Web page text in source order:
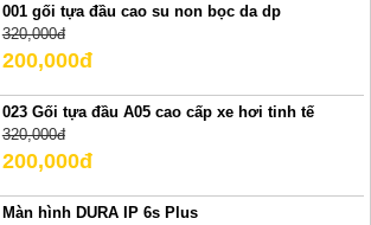
001 gối tựa đầu cao su non bọc da dp
320,000đ
200,000đ
023 Gối tựa đầu A05 cao cấp xe hơi tinh tế
320,000đ
200,000đ
Màn hình DURA IP 6s Plus